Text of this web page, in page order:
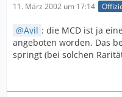
11. März 2002 um 17:14
Avil : die MCD ist ja
angeboten worden. Das
springt (bei solchen